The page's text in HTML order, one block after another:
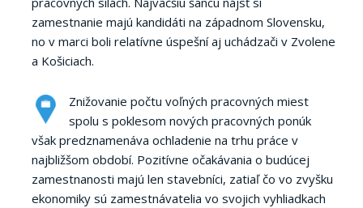
zamestnanie majú kandidáti na západnom Slovensku,
no v marci boli relatívne úspešní aj uchádzači v Zvolene
a Košiciach.
Znižovanie počtu voľných pracovných miest
spolu s poklesom nových pracovných ponúk
však predznamenáva ochladenie na trhu práce v
najbližšom období. Pozitívne očakávania o budúcej
zamestnanosti majú len stavebníci, zatiaľ čo vo zvyšku
ekonomiky sú zamestnávatelia vo svojich vyhliadkach